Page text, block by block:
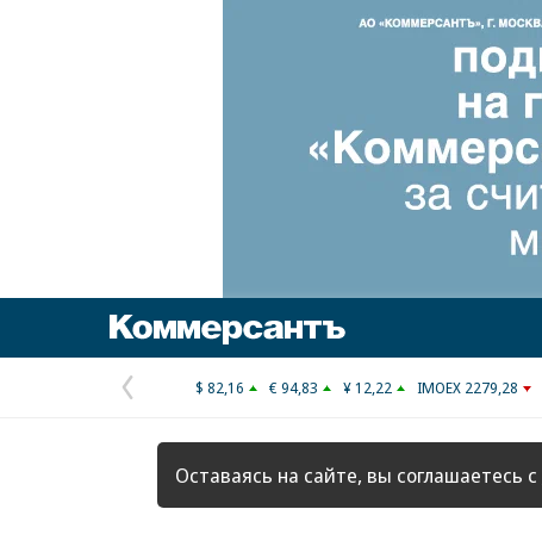
Предыдущая
страница
$ 82,16 € 94,83 ¥ 12,22 IMOEX 2279,28
Оставаясь на сайте, вы соглашаетесь с